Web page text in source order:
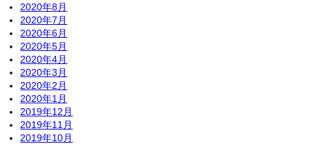
2020年8月
2020年7月
2020年6月
2020年5月
2020年4月
2020年3月
2020年2月
2020年1月
2019年12月
2019年11月
2019年10月